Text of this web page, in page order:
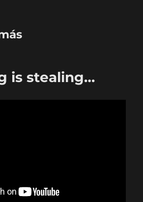
is stealing…